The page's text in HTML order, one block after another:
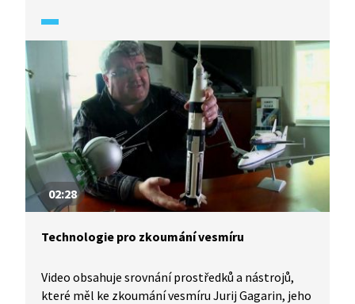
02:28
Technologie pro zkoumání vesmíru
Video obsahuje srovnání prostředků a nástrojů,
které měl ke zkoumání vesmíru Jurij Gagarin, jeho